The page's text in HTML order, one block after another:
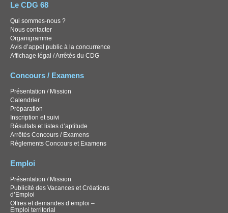
Le CDG 68
Qui sommes-nous ?
Nous contacter
Organigramme
Avis d’appel public à la concurrence
Affichage légal / Arrêtés du CDG
Concours / Examens
Présentation / Mission
Calendrier
Préparation
Inscription et suivi
Résultats et listes d’aptitude
Arrêtés Concours / Examens
Règlements Concours et Examens
Emploi
Présentation / Mission
Publicité des Vacances et Créations
d’Emploi
Offres et demandes d’emploi –
Emploi territorial